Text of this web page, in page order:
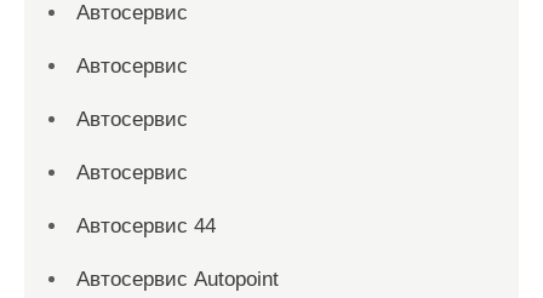
Автосервис
Автосервис
Автосервис
Автосервис
Автосервис 44
Автосервис Autopoint